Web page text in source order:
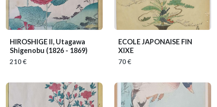
HIROSHIGE II, Utagawa
Shigenobu (1826 - 1869)
210 €
ECOLE JAPONAISE FIN
XIXE
70 €